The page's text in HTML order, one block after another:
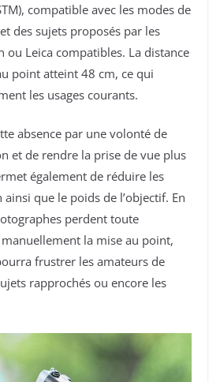
compatible avec les modes de
des sujets proposés par les
ou Leica compatibles. La distance
point atteint 48 cm, ce qui
les usages courants.
absence par une volonté de
et de rendre la prise de vue plus
également de réduire les
que le poids de l’objectif. En
perdent toute
la mise au point,
frustrer les amateurs de
rapprochés ou encore les